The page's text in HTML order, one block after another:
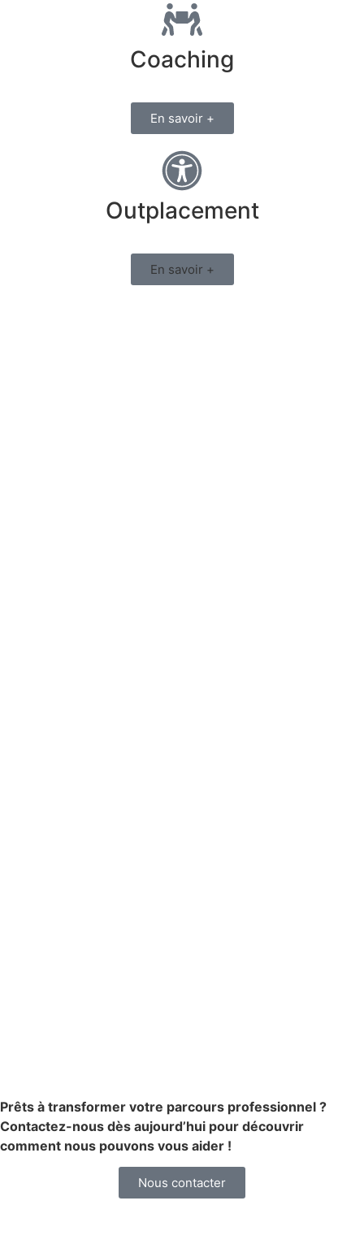
Coaching
En savoir +
Outplacement
En savoir +
Prêts à transformer votre parcours professionnel ?
Contactez-nous dès aujourd’hui pour découvrir
comment nous pouvons vous aider !
Nous contacter